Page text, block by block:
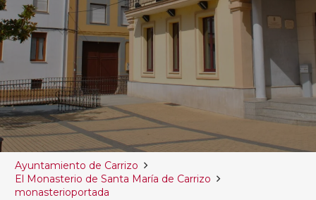
Ayuntamiento de Carrizo
El Monasterio de Santa María de Carrizo
monasterioportada